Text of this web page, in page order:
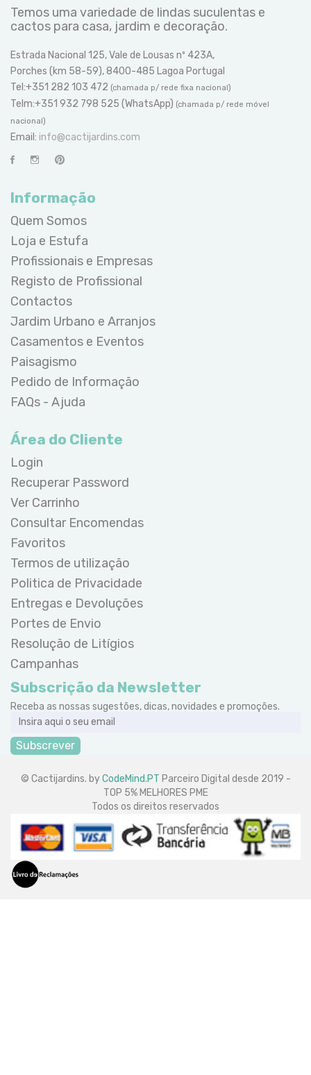
Temos uma variedade de lindas suculentas e
cactos para casa, jardim e decoração.
Estrada Nacional 125, Vale de Lousas nº 423A,
Porches (km 58-59), 8400-485 Lagoa Portugal
Tel:+351 282 103 472 (chamada p/ rede fixa nacional)
Telm:+351 932 798 525 (WhatsApp) (chamada p/ rede móvel
nacional)
Email: info@cactijardins.com
Informação
Quem Somos
Loja e Estufa
Profissionais e Empresas
Registo de Profissional
Contactos
Jardim Urbano e Arranjos
Casamentos e Eventos
Paisagismo
Pedido de Informação
FAQs - Ajuda
Área do Cliente
Login
Recuperar Password
Ver Carrinho
Consultar Encomendas
Favoritos
Termos de utilização
Politica de Privacidade
Entregas e Devoluções
Portes de Envio
Resolução de Litígios
Campanhas
Subscrição da Newsletter
Receba as nossas sugestões, dicas, novidades e promoções.
Subscrever
© Cactijardins. byCodeMind.PT Parceiro Digital desde 2019 -
TOP 5% MELHORES PME
Todos os direitos reservados